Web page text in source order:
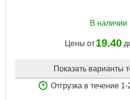
В наличии
Цены от 19.40
Показать варианты
Отгрузка в течение